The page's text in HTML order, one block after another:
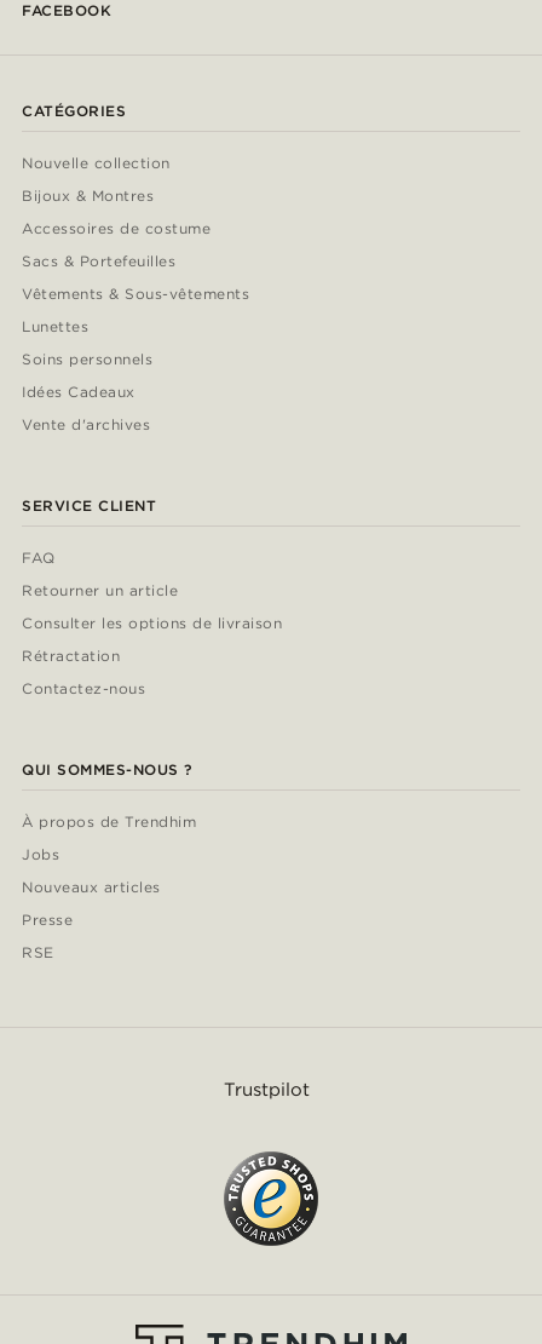
FACEBOOK
CATÉGORIES
Nouvelle collection
Bijoux & Montres
Accessoires de costume
Sacs & Portefeuilles
Vêtements & Sous-vêtements
Lunettes
Soins personnels
Idées Cadeaux
Vente d'archives
SERVICE CLIENT
FAQ
Retourner un article
Consulter les options de livraison
Rétractation
Contactez-nous
QUI SOMMES-NOUS ?
À propos de Trendhim
Jobs
Nouveaux articles
Presse
RSE
Trustpilot